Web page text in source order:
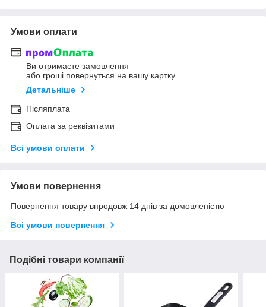
Умови оплати
Ви отримаєте замовлення
або гроші повернуться на вашу картку
Детальніше
Післяплата
Оплата за реквізитами
Всі умови оплати
Умови повернення
Повернення товару впродовж 14 днів за домовленістю
Всі умови повернення
Подібні товари компанії